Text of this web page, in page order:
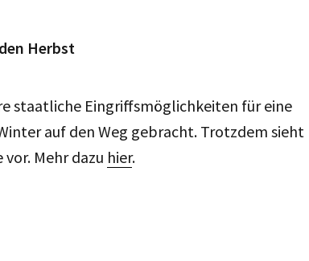
Herbst
staatliche Eingriffsmöglichkeiten für eine
auf den Weg gebracht. Trotzdem sieht
Mehr dazu hier.